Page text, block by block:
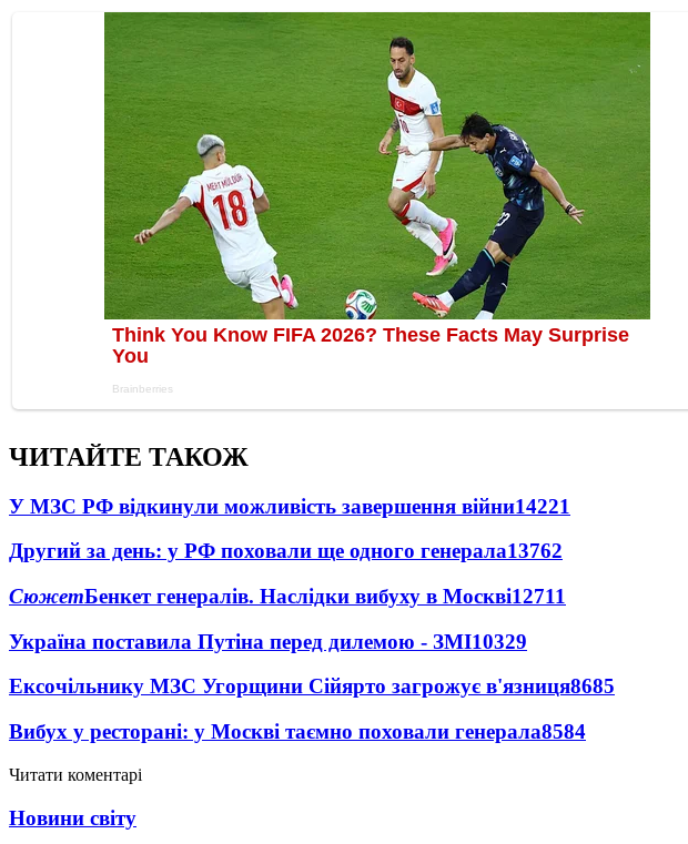
ЧИТАЙТЕ ТАКОЖ
У МЗС РФ відкинули можливість завершення війни14221
Другий за день: у РФ поховали ще одного генерала13762
СюжетБенкет генералів. Наслідки вибуху в Москві12711
Україна поставила Путіна перед дилемою - ЗМІ10329
Ексочільнику МЗС Угорщини Сійярто загрожує в'язниця8685
Вибух у ресторані: у Москві таємно поховали генерала8584
Читати коментарі
Новини світу